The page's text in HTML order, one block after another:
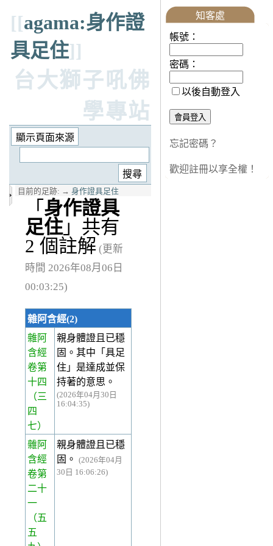
[[agama:身作證
具足住]]
台大獅子吼佛
學專站
目前的足跡: → 身作證具足住
「 身作證具
足住」共有
2 個註解 (更新
時間 2026年08月06日
00:03:25)
雜阿含經(2)
雜阿
含經
卷第
十四
（三
四
七）
親身體證且已穩
固。其中「具足
住」是達成並保
持著的意思。
(2026年04月30日
16:04:35)
雜阿
含經
卷第
二十
一
（五
五
親身體證且已穩
固。
(2026年04月
30日 16:06:26)
知客處
帳號：
密碼：
以後自動登入
忘記密碼？
歡迎註冊以享全權！